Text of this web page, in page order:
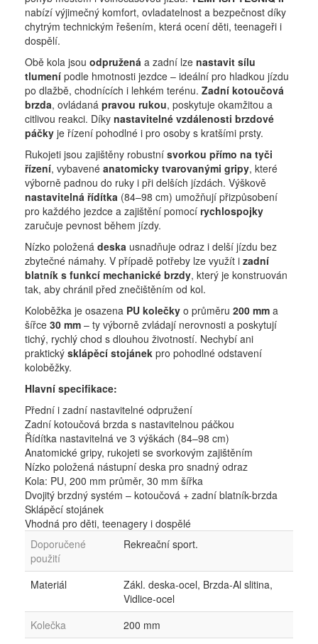
nabízí výjimečný komfort, ovladatelnost a bezpečnost díky
chytrým technickým řešením, která ocení děti, teenageři i
dospělí.
Obě kola jsou odpružená a zadní lze nastavit sílu
tlumení podle hmotnosti jezdce – ideální pro hladkou jízdu
po dlažbě, chodnících i lehkém terénu. Zadní kotoučová
brzda, ovládaná pravou rukou, poskytuje okamžitou a
citlivou reakci. Díky nastavitelné vzdálenosti brzdové
páčky je řízení pohodlné i pro osoby s kratšími prsty.
Rukojeti jsou zajištěny robustní svorkou přímo na tyči
řízení, vybavené anatomicky tvarovanými gripy, které
výborně padnou do ruky i při delších jízdách. Výškově
nastavitelná řídítka (84–98 cm) umožňují přizpůsobení
pro každého jezdce a zajištění pomocí rychlospojky
zaručuje pevnost během jízdy.
Nízko položená deska usnadňuje odraz i delší jízdu bez
zbytečné námahy. V případě potřeby lze využít i zadní
blatník s funkcí mechanické brzdy, který je konstruován
tak, aby chránil před znečištěním od kol.
Koloběžka je osazena PU kolečky o průměru 200 mm a
šířce 30 mm – ty výborně zvládají nerovnosti a poskytují
tichý, rychlý chod s dlouhou životností. Nechybí ani
praktický sklápěcí stojánek pro pohodlné odstavení
koloběžky.
Hlavní specifikace:
Přední i zadní nastavitelné odpružení
Zadní kotoučová brzda s nastavitelnou páčkou
Řídítka nastavitelná ve 3 výškách (84–98 cm)
Anatomické gripy, rukojeti se svorkovým zajištěním
Nízko položená nástupní deska pro snadný odraz
Kola: PU, 200 mm průměr, 30 mm šířka
Dvojitý brzdný systém – kotoučová + zadní blatník-brzda
Sklápěcí stojánek
Vhodná pro děti, teenagery i dospělé
Doporučené
použití
Rekreační sport.
Materiál
Zákl. deska-ocel, Brzda-Al slitina,
Vidlice-ocel
Kolečka
200 mm